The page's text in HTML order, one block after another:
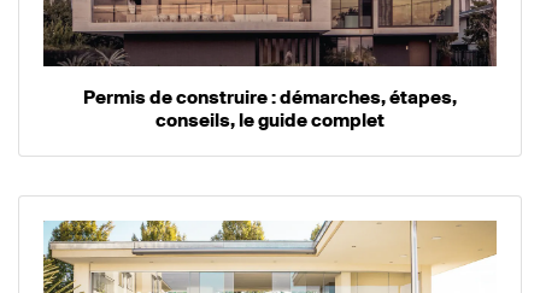
Permis de construire : démarches, étapes,
conseils, le guide complet